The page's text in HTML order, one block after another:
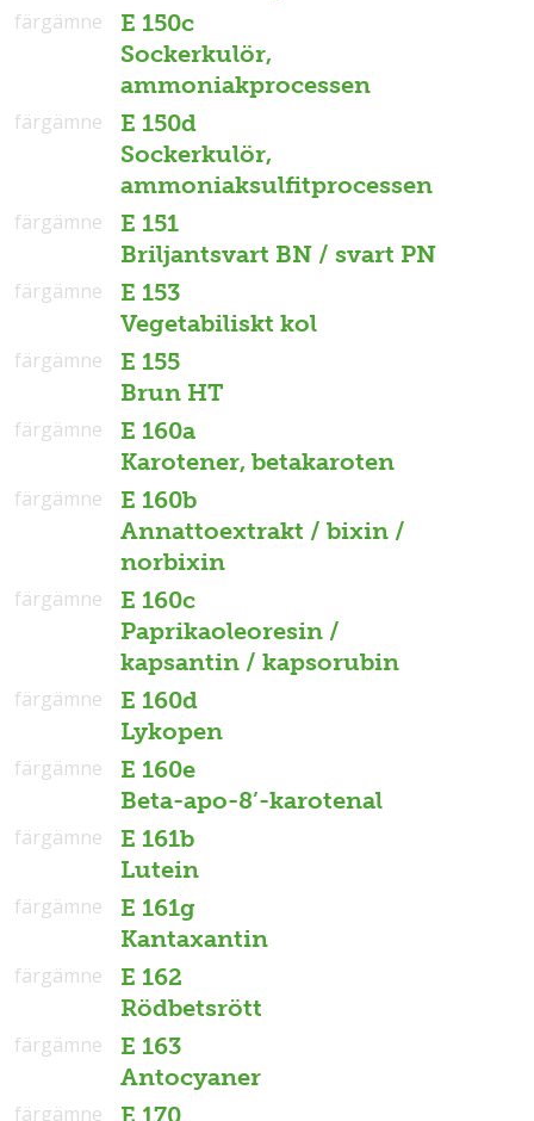
E 150c
Sockerkulör,
ammoniakprocessen
färgämne
E 150d
Sockerkulör,
ammoniaksulfitprocessen
färgämne
E 151
Briljantsvart BN / svart PN
färgämne
E 153
Vegetabiliskt kol
färgämne
E 155
Brun HT
färgämne
E 160a
Karotener, betakaroten
färgämne
E 160b
Annattoextrakt / bixin /
norbixin
färgämne
E 160c
Paprikaoleoresin /
kapsantin / kapsorubin
färgämne
E 160d
Lykopen
färgämne
E 160e
Beta-apo-8’-karotenal
färgämne
E 161b
Lutein
färgämne
E 161g
Kantaxantin
färgämne
E 162
Rödbetsrött
färgämne
E 163
Antocyaner
färgämne
E 170
färgämne